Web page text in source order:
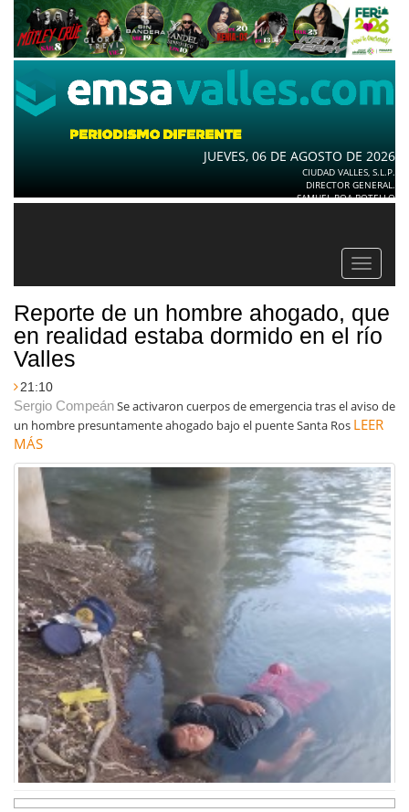
JUEVES, 06 DE AGOSTO DE 2026
CIUDAD VALLES, S.L.P.
DIRECTOR GENERAL.
SAMUEL ROA BOTELLO
Toggle
Reporte de un hombre ahogado, que
en realidad estaba dormido en el río
Valles
21:10
Sergio CompeánSe activaron cuerpos de emergencia tras el aviso de
un hombre presuntamente ahogado bajo el puente Santa Ros LEER
MÁS